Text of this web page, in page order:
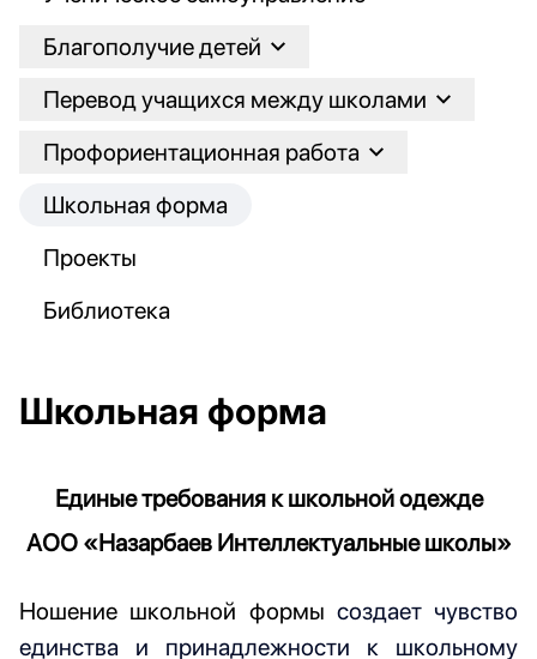
Благополучие детей
Перевод учащихся между школами
Профориентационная работа
Школьная форма
Проекты
Библиотека
Школьная форма
Единые требования к школьной одежде
АОО «Назарбаев Интеллектуальные школы»
Ношение школьной формы создаетчувство
единства
и принадлежности к школьному